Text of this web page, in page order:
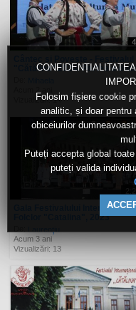
Folosim fișiere cookie
analitic, și doar pentru
obiceiurilor
Puteți accepta global
puteți valida
"Cătălina" 2024. Partea a doua
Vizualizări: 14
Gala Festivalului International
Folclor "Catalina", 2023
Acum 3 ani
Vizualizări: 13